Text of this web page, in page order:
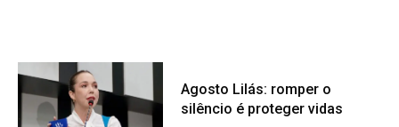
Agosto Lilás: romper o
silêncio é proteger vidas